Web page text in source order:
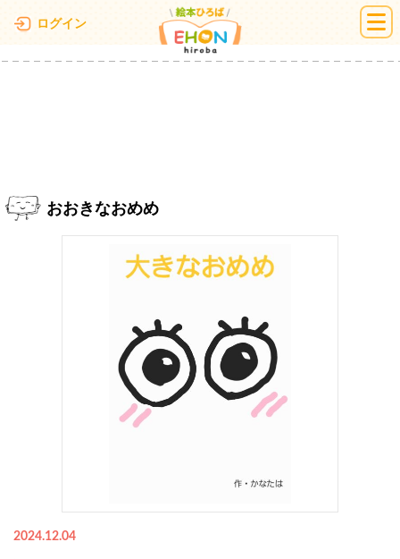
ログイン 絵本ひろば
おおきなおめめ
2024.12.04